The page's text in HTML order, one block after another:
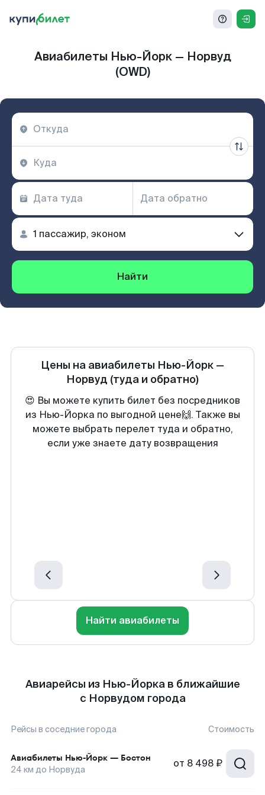
Авиабилеты Нью-Йорк — Норвуд
(OWD)
Найти
Цены на авиабилеты Нью-Йорк —
Норвуд (туда и обратно)
😍 Вы можете купить билет без посредников
из Нью-Йорка по выгодной цене🙌. Также вы
можете выбрать перелет туда и обратно,
если уже знаете дату возвращения
Найти авиабилеты
Авиарейсы из Нью-Йорка в ближайшие
с Норвудом города
Рейсы в соседние города Стоимость
Авиабилеты Нью-Йорк — Бостон
24 км до Норвуда от 8 498 ₽